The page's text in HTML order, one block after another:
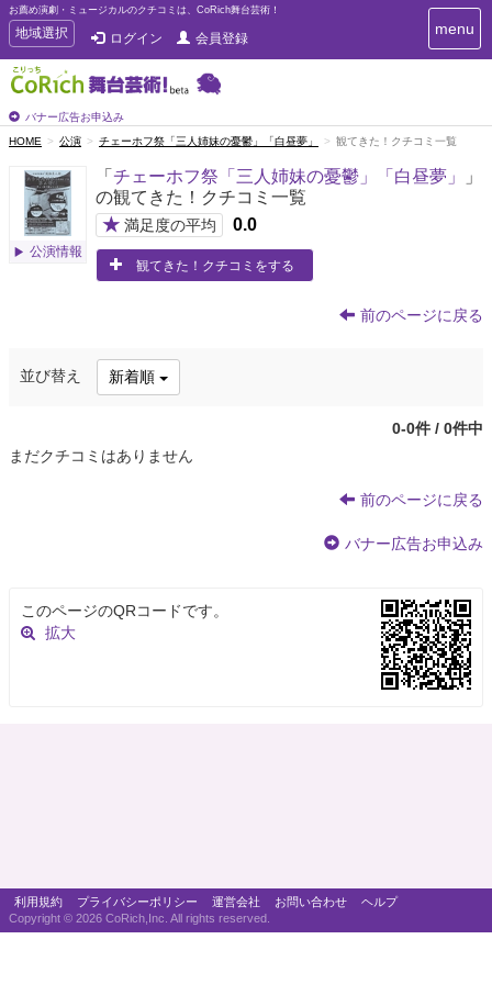
お薦め演劇・ミュージカルのクチコミは、CoRich舞台芸術！
T
o
g
g
e
n
t
地域選択 ログイン 会員登録
バナー広告お申込み
T
o
e
a
i
menu
HOME 公演 チェーホフ祭「三人姉妹の憂鬱」「白昼夢」 観てきた！クチコミ一覧
公演情報
「 チェーホフ祭「三人姉妹の憂鬱」「白昼夢」
」
の観てきた！クチコミ一覧
★ 満足度の平均 0.0
観てきた！クチコミをする
前のページに戻る
並び替え 新着順
0-0件 / 0件中
まだクチコミはありません
前のページに戻る
バナー広告お申込み
このページのQRコードです。
拡大
利用規約 プライバシーポリシー 運営会社 お問い合わせ
ヘルプ
Copyright © 2026 CoRich,Inc. All rights reserved.